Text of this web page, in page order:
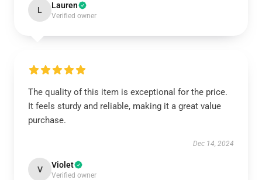
L Lauren
Verified owner
The quality of this item is exceptional for the price.
It feels sturdy and reliable, making it a great value
purchase.
Dec 14, 2024
V Violet
Verified owner